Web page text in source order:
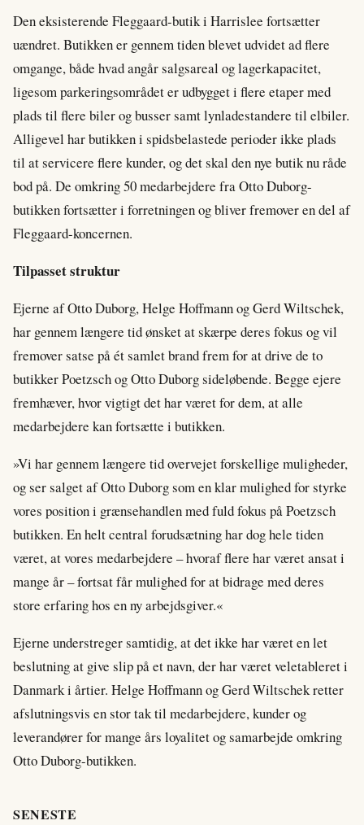
Den eksisterende Fleggaard-butik i Harrislee fortsætter
uændret. Butikken er gennem tiden blevet udvidet ad flere
omgange, både hvad angår salgsareal og lagerkapacitet,
ligesom parkeringsområdet er udbygget i flere etaper med
plads til flere biler og busser samt lynladestandere til elbiler.
Alligevel har butikken i spidsbelastede perioder ikke plads
til at servicere flere kunder, og det skal den nye butik nu råde
bod på. De omkring 50 medarbejdere fra Otto Duborg-
butikken fortsætter i forretningen og bliver fremover en del af
Fleggaard-koncernen.
Tilpasset struktur
Ejerne af Otto Duborg, Helge Hoffmann og Gerd Wiltschek,
har gennem længere tid ønsket at skærpe deres fokus og vil
fremover satse på ét samlet brand frem for at drive de to
butikker Poetzsch og Otto Duborg sideløbende. Begge ejere
fremhæver, hvor vigtigt det har været for dem, at alle
medarbejdere kan fortsætte i butikken.
»Vi har gennem længere tid overvejet forskellige muligheder,
og ser salget af Otto Duborg som en klar mulighed for styrke
vores position i grænsehandlen med fuld fokus på Poetzsch
butikken. En helt central forudsætning har dog hele tiden
været, at vores medarbejdere – hvoraf flere har været ansat i
mange år – fortsat får mulighed for at bidrage med deres
store erfaring hos en ny arbejdsgiver.«
Ejerne understreger samtidig, at det ikke har været en let
beslutning at give slip på et navn, der har været veletableret i
Danmark i årtier. Helge Hoffmann og Gerd Wiltschek retter
afslutningsvis en stor tak til medarbejdere, kunder og
leverandører for mange års loyalitet og samarbejde omkring
Otto Duborg-butikken.
SENESTE